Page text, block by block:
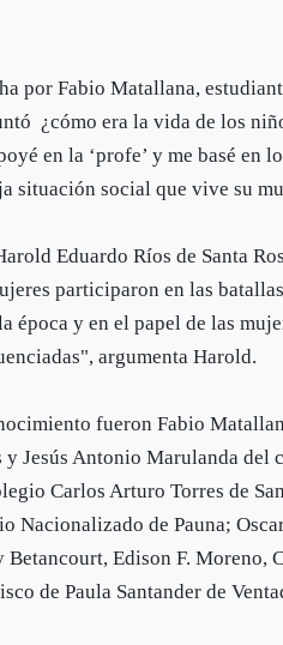
por Fabio Matallana,
¿cómo era la vida de los
en la ‘profe’ y me basé en
situación social que vive su
Eduardo Ríos de Santa
participaron en las
época y en el papel de las
argumenta Harold.
fueron Fabio
Jesús Antonio Marulanda del
Carlos Arturo Torres de
Nacionalizado de Pauna;
Edison F. Moreno,
de Paula Santander de